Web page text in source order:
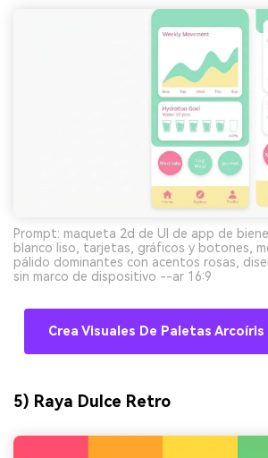
Prompt: maqueta 2d de UI de app de
blanco liso, tarjetas, gráficos y botones,
pálido dominantes con acentos rosas,
sin marco de dispositivo --ar 16:9
Crea Visuales De Paletas Arcoíris
5) Raya Dulce Retro